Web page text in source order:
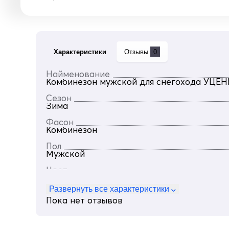
Характеристики Отзывы 0
Найменование
Комбинезон мужской для снегохода
Сезон
Зима
Фасон
Комбинезон
Пол
Мужской
Цвет
Материал
Gor-tex, Мембранные материалы,
Развернуть все характеристики
Пока нет отзывов